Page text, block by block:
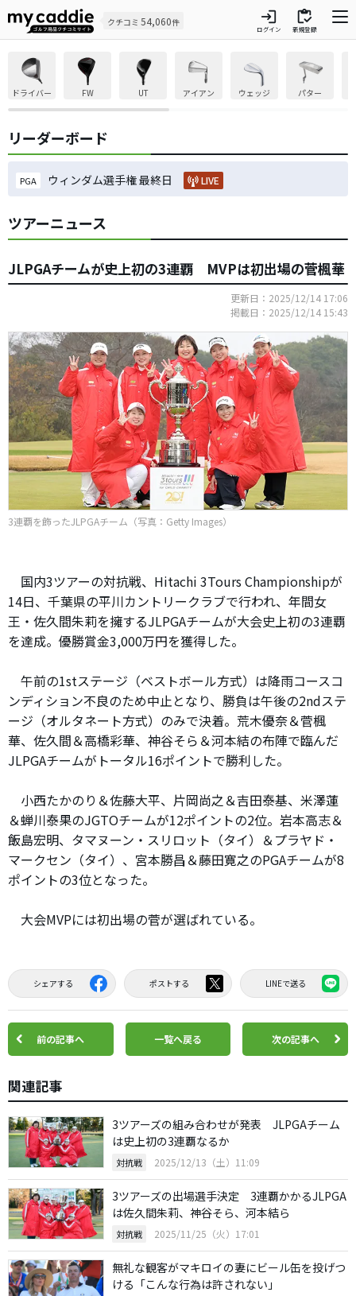
クチコミ 54,060件 login
ログイン
inventory
新規登録
ドライバー FW UT アイアン ウェッジ パター
リーダーボード
PGA ウィンダム選手権 最終日 LIVE
ツアーニュース
JLPGAチームが史上初の3連覇 MVPは初出場の菅楓華
更新日：2025/12/14 17:06
掲載日：2025/12/14 15:43
3連覇を飾ったJLPGAチーム（写真：Getty Images）
国内3ツアーの対抗戦、Hitachi 3Tours Championshipが
14日、千葉県の平川カントリークラブで行われ、年間女
王・佐久間朱莉を擁するJLPGAチームが大会史上初の3連覇
を達成。優勝賞金3,000万円を獲得した。
午前の1stステージ（ベストボール方式）は降雨コースコ
ンディション不良のため中止となり、勝負は午後の2ndステ
ージ（オルタネート方式）のみで決着。荒木優奈＆菅楓
華、佐久間＆高橋彩華、神谷そら＆河本結の布陣で臨んだ
JLPGAチームがトータル16ポイントで勝利した。
小西たかのり＆佐藤大平、片岡尚之＆吉田泰基、米澤蓮
＆蝉川泰果のJGTOチームが12ポイントの2位。岩本高志＆
飯島宏明、タマヌーン・スリロット（タイ）＆プラヤド・
マークセン（タイ）、宮本勝昌＆藤田寛之のPGAチームが8
ポイントの3位となった。
大会MVPには初出場の菅が選ばれている。
シェアする ポストする LINEで送る
前の記事へ 一覧へ戻る 次の記事へ
関連記事
3ツアーズの組み合わせが発表 JLPGAチーム
は史上初の3連覇なるか
対抗戦 2025/12/13（土）11:09
3ツアーズの出場選手決定 3連覇かかるJLPGA
は佐久間朱莉、神谷そら、河本結ら
対抗戦 2025/11/25（火）17:01
無礼な観客がマキロイの妻にビール缶を投げつ
ける「こんな行為は許されない」